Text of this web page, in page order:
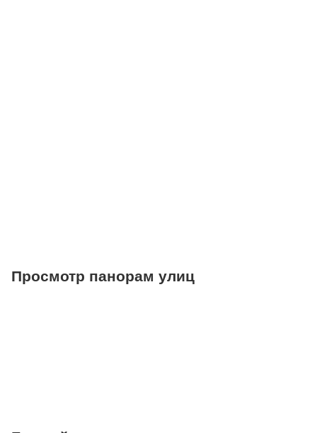
Просмотр панорам улиц